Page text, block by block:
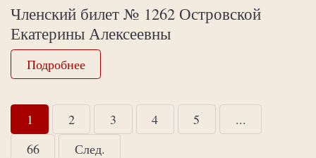
Членский билет № 1262 Островской
Екатерины Алексеевны
Подробнее
1 2 3 4 5
...
66
След.